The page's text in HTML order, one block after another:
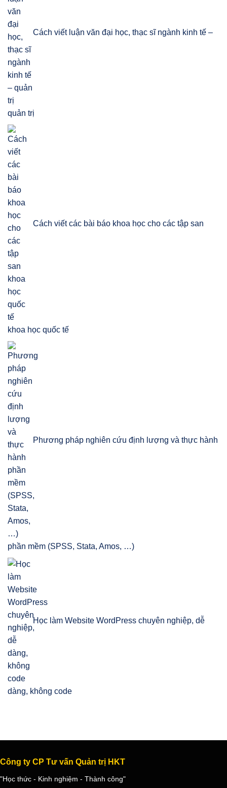
Cách viết luận văn đại học, thạc sĩ ngành kinh tế –
quản trị
Cách viết các bài báo khoa học cho các tập san
khoa học quốc tế
Phương pháp nghiên cứu định lượng và thực hành
phần mềm (SPSS, Stata, Amos, …)
Học làm Website WordPress chuyên nghiệp, dễ
dàng, không code
Công ty CP Tư vấn Quản trị HKT
"Học thức - Kinh nghiệm - Thành công"